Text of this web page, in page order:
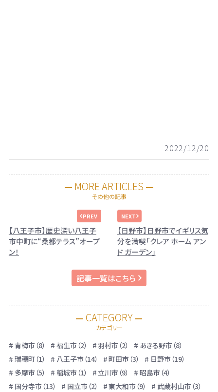
2022/12/20
MORE ARTICLES
その他の記事
【八王子市】歴史深い八王子
市中町に“桑都テラス”オープ
ン！
【日野市】日野市でイギリス気
分を満喫「クレア ホーム アン
ド ガーデン」
記事一覧はこちら
CATEGORY
カテゴリー
青梅市（8） 福生市（2） 羽村市（2）
あきる野市（8）
瑞穂町（1）
八王子市（14） 町田市（3）
日野市（19）
多摩市（5）
稲城市（1） 立川市（9）
昭島市（4）
国分寺市（13）
国立市（2） 東大和市（9）
武蔵村山市（3）